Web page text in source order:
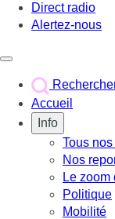
Direct radio
Alertez-nous
Accueil
Info
Tous
Nos
Le zoom
Politique
Mobilité